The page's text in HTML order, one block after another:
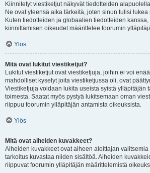
Kiinnitetyt viestiketjut näkyvät tiedotteiden
Ne ovat yleensä aika tärkeitä, joten sinun tulisi
Kuten tiedotteiden ja globaalien tiedotteiden
kiinnittämisen oikeudet määrittelee foorumin
Ylös
Mitä ovat lukitut viestiketjut?
Lukitut viestiketjut ovat viestiketjuja, joihin ei voi
mahdolliset kyselyt joita viestiketjussa oli, ovat
Viestiketjuja voidaan lukita useista syistä ylläpitäjän
toimesta. Saatat myös pystyä lukitsemaan oman
riippuu foorumin ylläpitäjän antamista oikeuksista.
Ylös
Mitä ovat aiheiden kuvakkeet?
Aiheiden kuvakkeet ovat aiheen aloittajan
tarkoitus kuvastaa niiden sisältöä. Aiheiden
riippuvat foorumin ylläpitäjän määrittelemistä